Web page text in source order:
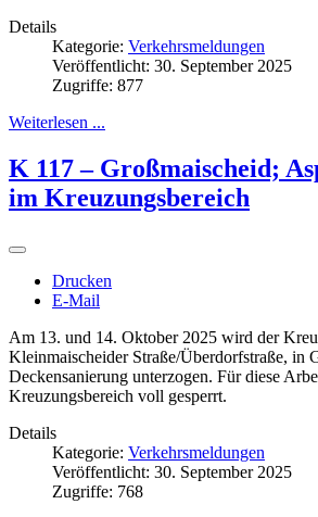
Details
Kategorie: Verkehrsmeldungen
Veröffentlicht: 30. September 2025
Zugriffe: 877
Weiterlesen ...
K 117 – Großmaischeid;
im Kreuzungsbereich
Drucken
E-Mail
Am 13. und 14. Oktober 2025 wird der
Kleinmaischeider Straße/Überdorfstraße, in
Deckensanierung unterzogen. Für diese
Kreuzungsbereich voll gesperrt.
Details
Kategorie: Verkehrsmeldungen
Veröffentlicht: 30. September 2025
Zugriffe: 768